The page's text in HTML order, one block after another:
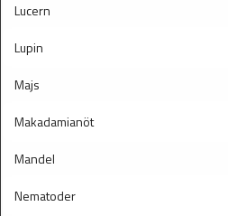
Lucern
Lupin
Majs
Makadamianöt
Mandel
Nematoder